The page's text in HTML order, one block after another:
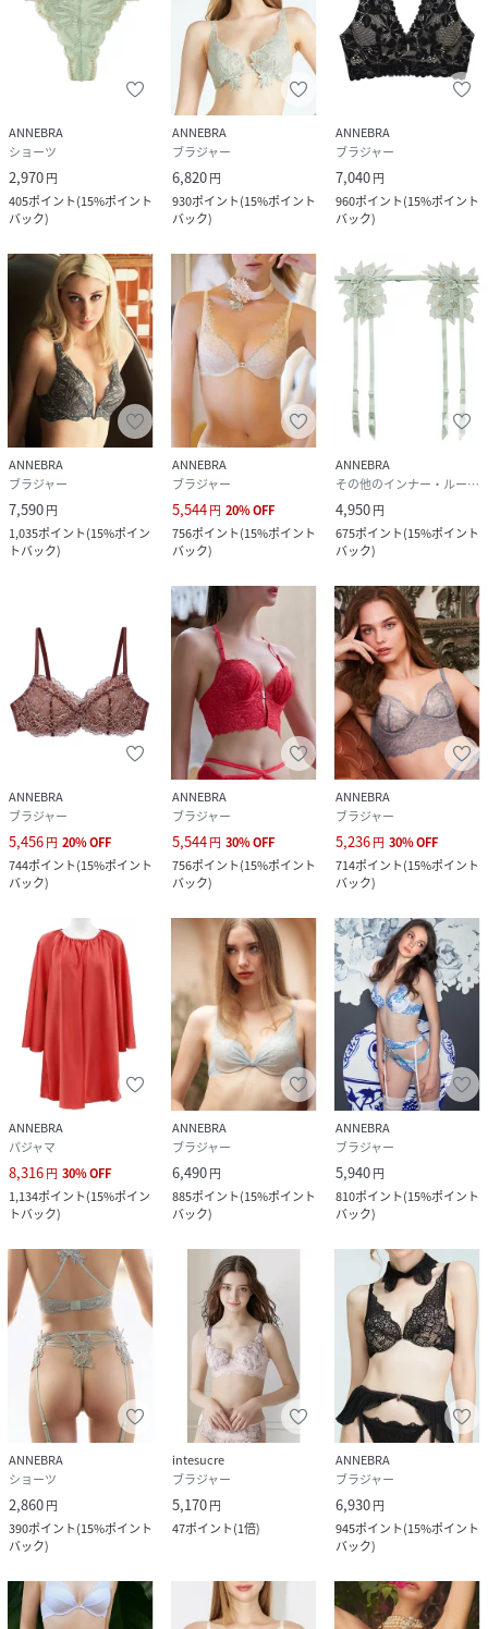
D80、E70、E75、E80、F70、F75、G70、G75
品番
PF9799_AB
AB-1701-LGR-B70 PF9799
ANNEBRA
ショーツ
2,970円
405ポイント(15%ポイント
バック)
ANNEBRA
ブラジャー
6,820円
930ポイント(15%ポイント
バック)
ANNEBRA
ブラジャー
7,040円
960ポイント(15%ポイント
バック)
ANNEBRA
ブラジャー
7,590円
1,035ポイント(15%ポイン
トバック)
ANNEBRA
ブラジャー
5,544円 20%OFF
756ポイント(15%ポイント
バック)
ANNEBRA
その他のインナー・ルームウェア
4,950円
675ポイント(15%ポイント
バック)
ANNEBRA
ブラジャー
5,456円 20%OFF
744ポイント(15%ポイント
バック)
ANNEBRA
ブラジャー
5,544円 30%OFF
756ポイント(15%ポイント
バック)
ANNEBRA
ブラジャー
5,236円 30%OFF
714ポイント(15%ポイント
バック)
ANNEBRA
パジャマ
8,316円 30%OFF
1,134ポイント(15%ポイン
トバック)
ANNEBRA
ブラジャー
6,490円
885ポイント(15%ポイント
バック)
ANNEBRA
ブラジャー
5,940円
810ポイント(15%ポイント
バック)
ANNEBRA
ショーツ
2,860円
390ポイント(15%ポイント
バック)
intesucre
ブラジャー
5,170円
47ポイント(1倍)
ANNEBRA
ブラジャー
6,930円
945ポイント(15%ポイント
バック)